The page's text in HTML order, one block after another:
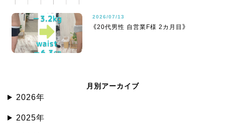
2026/07/13
《20代男性 自営業F様 2カ月目》
月別アーカイブ
2026年
2025年